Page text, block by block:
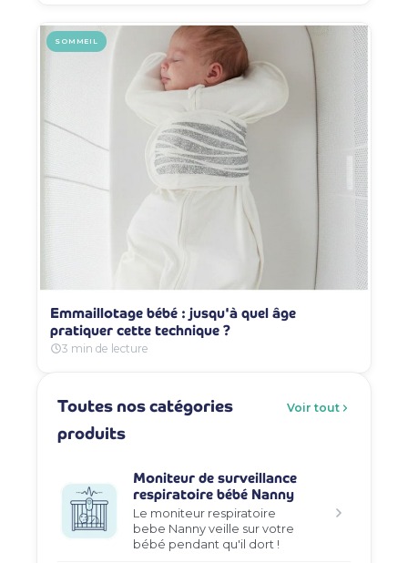
SOMMEIL
Emmaillotage bébé : jusqu'à quel âge
pratiquer cette technique ?
3 min de lecture
Toutes nos catégories
produits
Voir tout
Moniteur de surveillance
respiratoire bébé Nanny
Le moniteur respiratoire
bebe Nanny veille sur votre
bébé pendant qu'il dort !